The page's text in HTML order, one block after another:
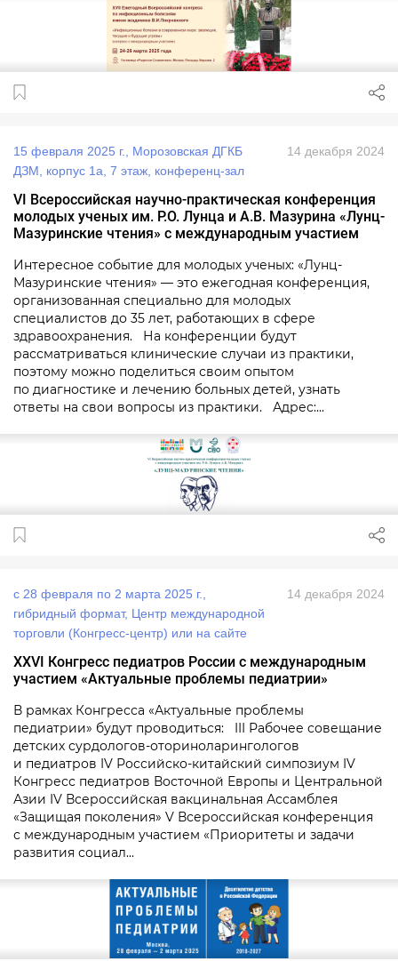
15 февраля 2025 г., Морозовская ДГКБ
ДЗМ, корпус 1а, 7 этаж, конференц-зал
14 декабря 2024
VI Всероссийская научно-практическая конференция
молодых ученых им. Р.О. Лунца и А.В. Мазурина «Лунц-
Мазуринские чтения» с международным участием
Интересное событие для молодых ученых: «Лунц-
Мазуринские чтения» — это ежегодная конференция,
организованная специально для молодых
специалистов до 35 лет, работающих в сфере
здравоохранения. На конференции будут
рассматриваться клинические случаи из практики,
поэтому можно поделиться своим опытом
по диагностике и лечению больных детей, узнать
ответы на свои вопросы из практики. Адрес:...
с 28 февраля по 2 марта 2025 г.,
гибридный формат, Центр международной
торговли (Конгресс-центр) или на сайте
14 декабря 2024
ХХVI Конгресс педиатров России с международным
участием «Актуальные проблемы педиатрии»
В рамках Конгресса «Актуальные проблемы
педиатрии» будут проводиться: III Рабочее совещание
детских сурдологов-оториноларингологов
и педиатров IV Российско-китайский симпозиум IV
Конгресс педиатров Восточной Европы и Центральной
Азии IV Всероссийская вакцинальная Ассамблея
«Защищая поколения» V Всероссийская конференция
с международным участием «Приоритеты и задачи
развития социал...